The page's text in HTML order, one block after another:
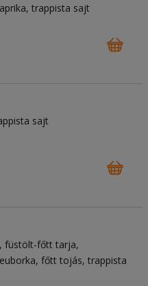
trappista sajt
sajt
füstölt-főtt tarja
főtt tojás trappista